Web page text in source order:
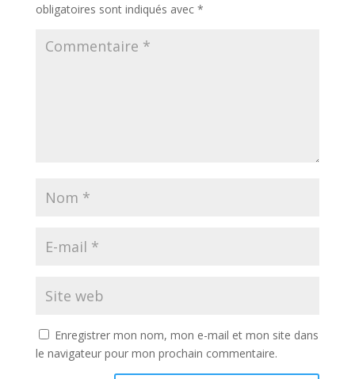
obligatoires sont indiqués avec *
Enregistrer mon nom, mon e-mail et mon site dans
le navigateur pour mon prochain commentaire.